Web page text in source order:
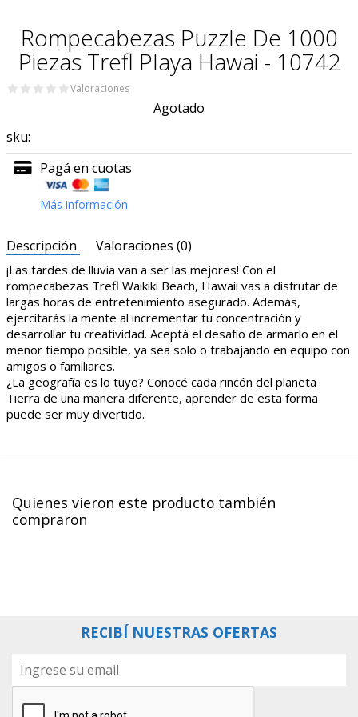
Rompecabezas Puzzle De 1000
Piezas Trefl Playa Hawai - 10742
Valoraciones
Agotado
sku:
Pagá en cuotas
Más información
Descripción Valoraciones (0)
¡Las tardes de lluvia van a ser las mejores! Con el
rompecabezas Trefl Waikiki Beach, Hawaii vas a disfrutar de
largas horas de entretenimiento asegurado. Además,
ejercitarás la mente al incrementar tu concentración y
desarrollar tu creatividad. Aceptá el desafío de armarlo en el
menor tiempo posible, ya sea solo o trabajando en equipo con
amigos o familiares.
¿La geografía es lo tuyo? Conocé cada rincón del planeta
Tierra de una manera diferente, aprender de esta forma
puede ser muy divertido.
Quienes vieron este producto también
compraron
RECIBÍ NUESTRAS OFERTAS